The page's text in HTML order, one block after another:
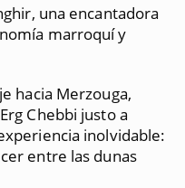
una encantadora
marroquí y
hacia Merzouga,
Chebbi justo a
inolvidable:
entre las dunas